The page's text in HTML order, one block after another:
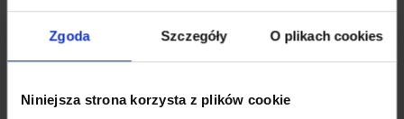
Zgoda Szczegóły O plikach cookies
Niniejsza strona korzysta z plików cookie